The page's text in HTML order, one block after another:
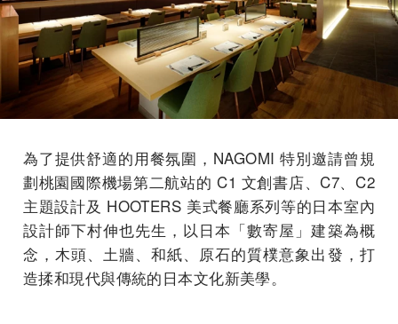
為了提供舒適的用餐氛圍，NAGOMI 特別邀請曾規
劃桃園國際機場第⼆航站的 C1 ⽂創書店、C7、C2
主題設計及 HOOTERS 美式餐廳系列等的⽇本室內
設計師下村伸也先⽣，以⽇本「數寄屋」建築為概
念，⽊頭、⼟牆、和紙、原⽯的質樸意象出發，打
造揉和現代與傳統的⽇本⽂化新美學。